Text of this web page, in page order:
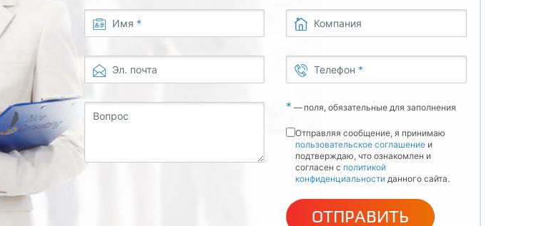
Имя *
Эл. почта
Вопрос
Компания
Телефон *
* — поля, обязательные для заполнения
Отправляя сообщение, я принимаю
пользовательское соглашение и
подтверждаю, что ознакомлен и
согласен с политикой
конфиденциальности данного сайта.
ОТПРАВИТЬ